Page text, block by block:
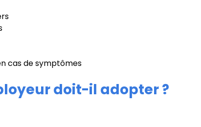
cas de symptômes
doit-il adopter ?